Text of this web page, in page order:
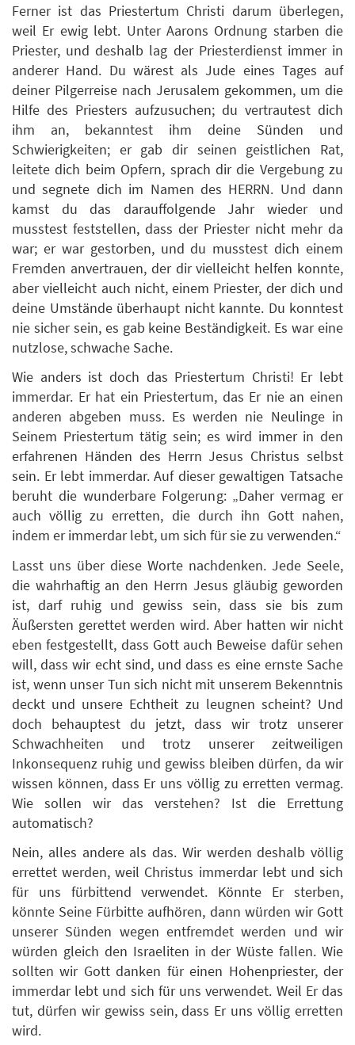
Ferner ist das Priestertum Christi darum überlegen,
weil Er ewig lebt. Unter Aarons Ordnung starben die
Priester, und deshalb lag der Priesterdienst immer in
anderer Hand. Du wärest als Jude eines Tages auf
deiner Pilgerreise nach Jerusalem gekommen, um die
Hilfe des Priesters aufzusuchen; du vertrautest dich
ihm an, bekanntest ihm deine Sünden und
Schwierigkeiten; er gab dir seinen geistlichen Rat,
leitete dich beim Opfern, sprach dir die Vergebung zu
und segnete dich im Namen des HERRN. Und dann
kamst du das darauffolgende Jahr wieder und
musstest feststellen, dass der Priester nicht mehr da
war; er war gestorben, und du musstest dich einem
Fremden anvertrauen, der dir vielleicht helfen konnte,
aber vielleicht auch nicht, einem Priester, der dich und
deine Umstände überhaupt nicht kannte. Du konntest
nie sicher sein, es gab keine Beständigkeit. Es war eine
nutzlose, schwache Sache.
Wie anders ist doch das Priestertum Christi! Er lebt
immerdar. Er hat ein Priestertum, das Er nie an einen
anderen abgeben muss. Es werden nie Neulinge in
Seinem Priestertum tätig sein; es wird immer in den
erfahrenen Händen des Herrn Jesus Christus selbst
sein. Er lebt immerdar. Auf dieser gewaltigen Tatsache
beruht die wunderbare Folgerung: „Daher vermag er
auch völlig zu erretten, die durch ihn Gott nahen,
indem er immerdar lebt, um sich für sie zu verwenden.“
Lasst uns über diese Worte nachdenken. Jede Seele,
die wahrhaftig an den Herrn Jesus gläubig geworden
ist, darf ruhig und gewiss sein, dass sie bis zum
Äußersten gerettet werden wird. Aber hatten wir nicht
eben festgestellt, dass Gott auch Beweise dafür sehen
will, dass wir echt sind, und dass es eine ernste Sache
ist, wenn unser Tun sich nicht mit unserem Bekenntnis
deckt und unsere Echtheit zu leugnen scheint? Und
doch behauptest du jetzt, dass wir trotz unserer
Schwachheiten und trotz unserer zeitweiligen
Inkonsequenz ruhig und gewiss bleiben dürfen, da wir
wissen können, dass Er uns völlig zu erretten vermag.
Wie sollen wir das verstehen? Ist die Errettung
automatisch?
Nein, alles andere als das. Wir werden deshalb völlig
errettet werden, weil Christus immerdar lebt und sich
für uns fürbittend verwendet. Könnte Er sterben,
könnte Seine Fürbitte aufhören, dann würden wir Gott
unserer Sünden wegen entfremdet werden und wir
würden gleich den Israeliten in der Wüste fallen. Wie
sollten wir Gott danken für einen Hohenpriester, der
immerdar lebt und sich für uns verwendet. Weil Er das
tut, dürfen wir gewiss sein, dass Er uns völlig erretten
wird.